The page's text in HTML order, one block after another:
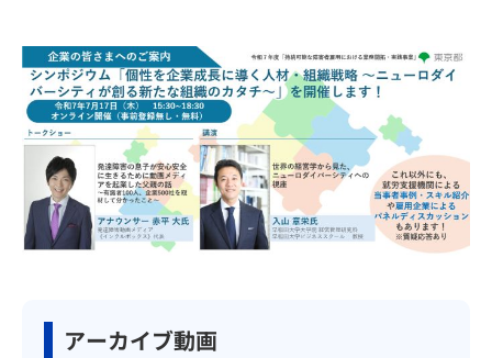
アーカイブ動画